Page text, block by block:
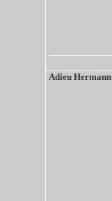
Adieu Hermann